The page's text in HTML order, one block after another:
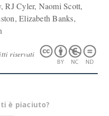
RJ Cyler, Naomi Scott,
Elizabeth Banks,
riservati
è piaciuto?